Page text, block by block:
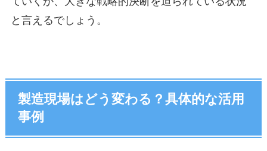
と言えるでしょう。
製造現場はどう変わる？具体的な活用
事例